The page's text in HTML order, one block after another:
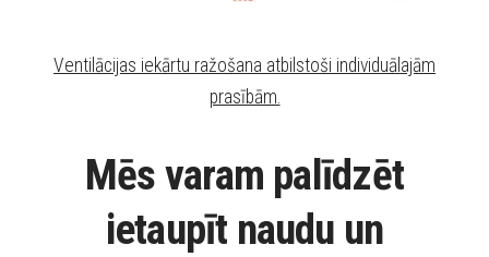
Ventilācijas iekārtu ražošana atbilstoši individuālajām
prasībām.
Mēs varam palīdzēt
ietaupīt naudu un